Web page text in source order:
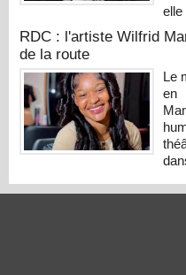
elle
RDC : l'artiste Wilfrid
de la route
Le
en